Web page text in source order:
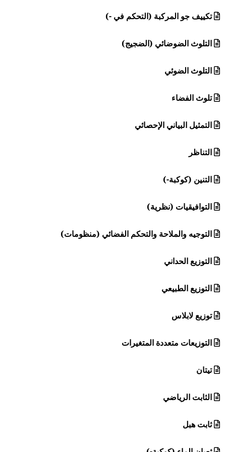
تكييف جو المركبة (التحكم في -)
التلوث الضوضائي (الضجيج)
التلوث الضوئي
تلوث الفضاء
التمثيل البياني الإحصائي
التناظر
التنين (كوكبة-)
التوافيقيات (نظرية)
التوجيه والملاحة والتحكم الفضائي (منظومات)
التوزيع الحداني
التوزيع الطبيعي
توزيع لابلاس
التوزيعات متعددة المتغيرات
تيتان
الثابت الرياضي
ثابت هبل